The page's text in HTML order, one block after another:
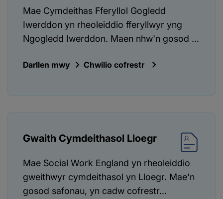
Mae Cymdeithas Fferyllol Gogledd
Iwerddon yn rheoleiddio fferyllwyr yng
Ngogledd Iwerddon. Maen nhw'n gosod ...
Darllen mwy Chwilio cofrestr
Gwaith Cymdeithasol Lloegr
Mae Social Work England yn rheoleiddio
gweithwyr cymdeithasol yn Lloegr. Mae'n
gosod safonau, yn cadw cofrestr...